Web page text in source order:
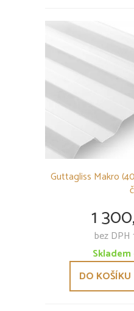
Guttagliss Makro
1
bez DPH
DO KOŠÍKU